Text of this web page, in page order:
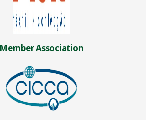
Member Association